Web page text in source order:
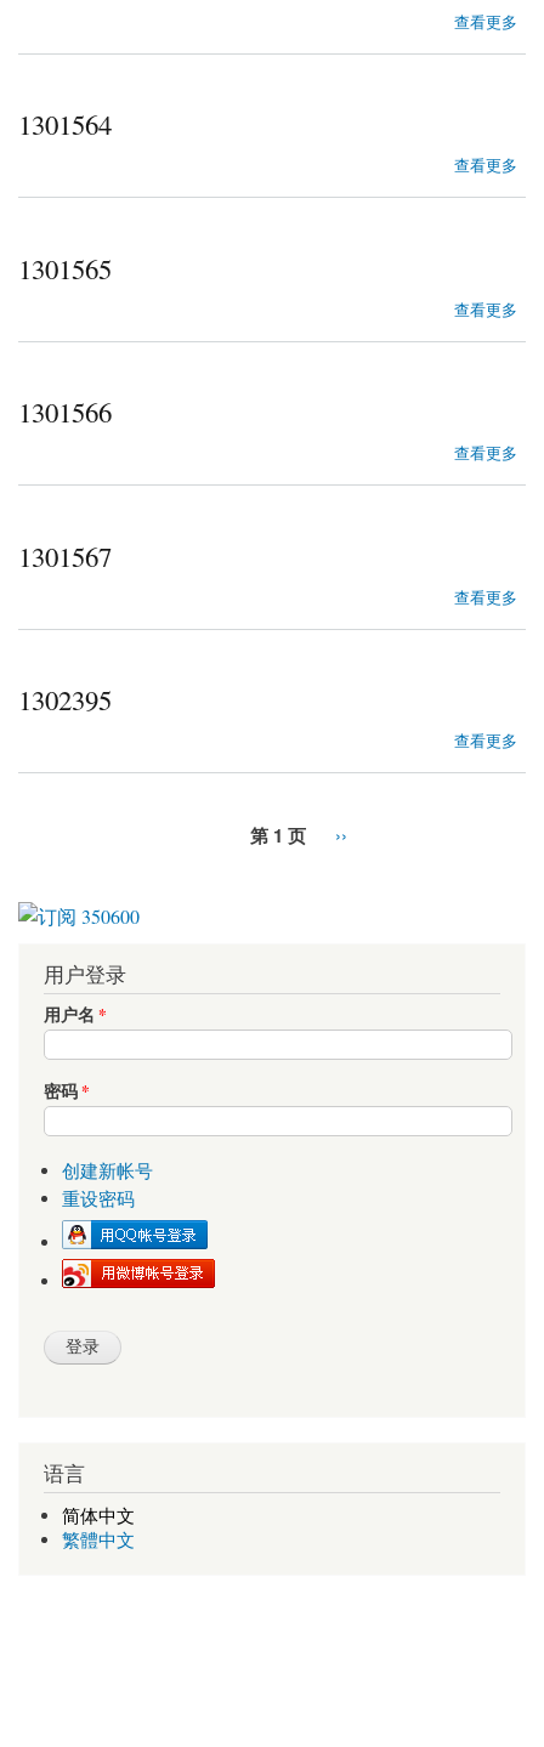
查看更多
1301564
查看更多
1301565
查看更多
1301566
查看更多
1301567
查看更多
1302395
查看更多
第 1 页 ››
用户登录
用户名 *
密码*
创建新帐号
重设密码
语言
简体中文
繁體中文